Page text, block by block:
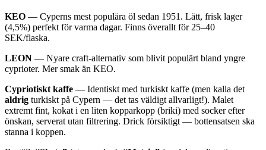
KEO — Cyperns mest populära öl sedan 1951. Lätt, frisk lager
(4,5%) perfekt för varma dagar. Finns överallt för 25–40
SEK/flaska.
LEON — Nyare craft-alternativ som blivit populärt bland yngre
cyprioter. Mer smak än KEO.
Cypriotiskt kaffe — Identiskt med turkiskt kaffe (men kalla det
aldrig turkiskt på Cypern — det tas väldigt allvarligt!). Malet
extremt fint, kokat i en liten kopparkopp (briki) med socker efter
önskan, serverat utan filtrering. Drick försiktigt — bottensatsen ska
stanna i koppen.